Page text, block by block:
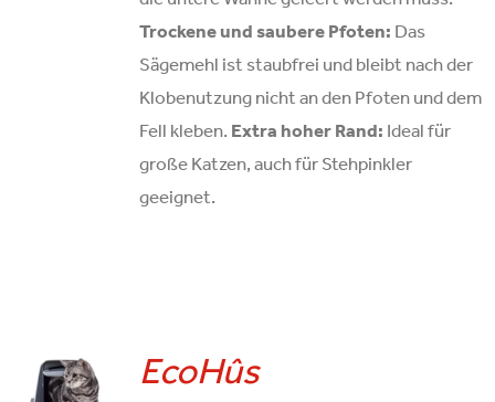
Trockene und saubere Pfoten: Das
Sägemehl ist staubfrei und bleibt nach der
Klobenutzung nicht an den Pfoten und dem
Fell kleben. Extra hoher Rand: Ideal für
große Katzen, auch für Stehpinkler
geeignet.
EcoHûs